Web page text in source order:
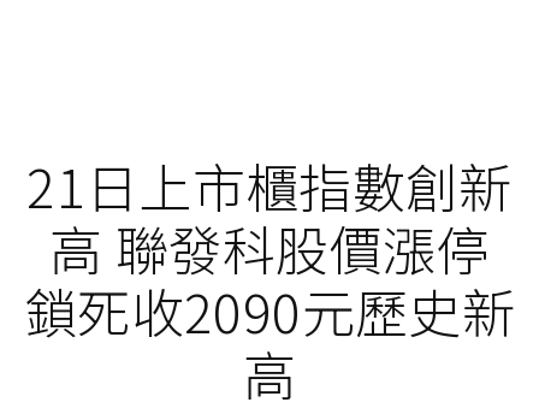
21日上市櫃指數創新
高 聯發科股價漲停
鎖死收2090元歷史新
高